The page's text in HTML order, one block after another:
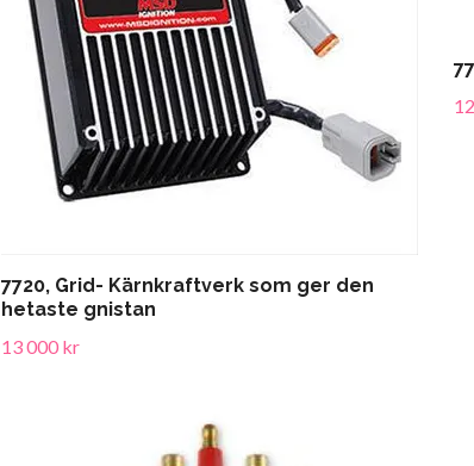
7720, Grid- Kärnkraftverk som ger den
hetaste gnistan
13 000 kr